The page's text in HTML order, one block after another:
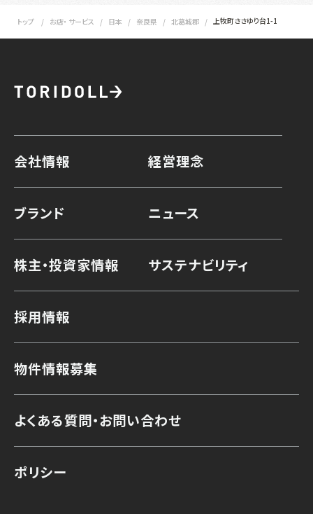
トップ お店・ サービス 日本 奈良県 北葛城郡 上牧町ささゆり台1-1
会社情報 経営理念
ブランド ニュース
株主・投資家情報 サステナビリティ
採用情報
物件情報募集
よくある質問・お問い合わせ
ポリシー